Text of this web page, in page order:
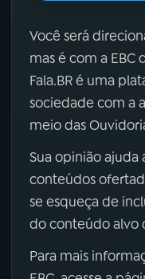
Você será
mas é com a EBC
Fala.BR é uma
sociedade com a
meio das
Sua opinião ajuda
conteúdos
se esqueça de
do conteúdo alvo
Para mais